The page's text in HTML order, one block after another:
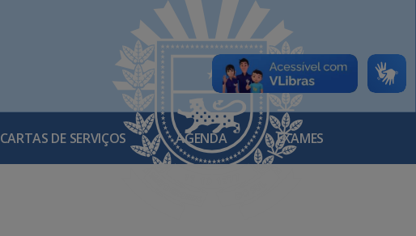
CARTAS DE SERVIÇOS AGENDA EXAMES